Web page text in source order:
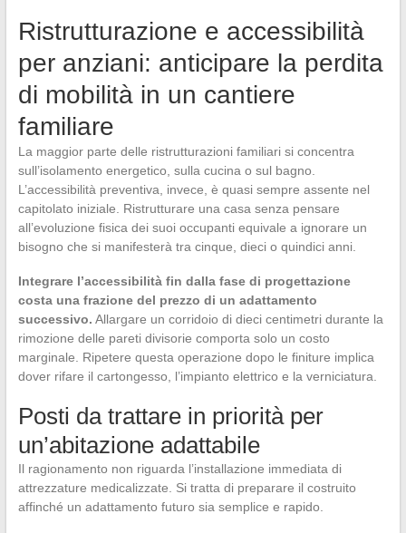
Ristrutturazione e accessibilità
per anziani: anticipare la perdita
di mobilità in un cantiere
familiare
La maggior parte delle ristrutturazioni familiari si concentra
sull’isolamento energetico, sulla cucina o sul bagno.
L’accessibilità preventiva, invece, è quasi sempre assente nel
capitolato iniziale. Ristrutturare una casa senza pensare
all’evoluzione fisica dei suoi occupanti equivale a ignorare un
bisogno che si manifesterà tra cinque, dieci o quindici anni.
Integrare l’accessibilità fin dalla fase di progettazione
costa una frazione del prezzo di un adattamento
successivo. Allargare un corridoio di dieci centimetri durante la
rimozione delle pareti divisorie comporta solo un costo
marginale. Ripetere questa operazione dopo le finiture implica
dover rifare il cartongesso, l’impianto elettrico e la verniciatura.
Posti da trattare in priorità per
un’abitazione adattabile
Il ragionamento non riguarda l’installazione immediata di
attrezzature medicalizzate. Si tratta di preparare il costruito
affinché un adattamento futuro sia semplice e rapido.